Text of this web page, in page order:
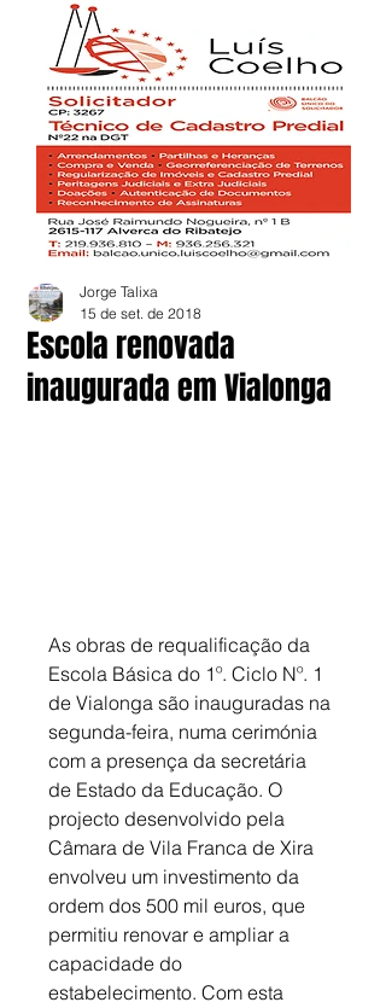
Escola renovada
inaugurada em Vialonga
Jorge Talixa
15 de set. de 2018
As obras de requalificação da
Escola Básica do 1º. Ciclo Nº. 1
de Vialonga são inauguradas na
segunda-feira, numa cerimónia
com a presença da secretária
de Estado da Educação. O
projecto desenvolvido pela
Câmara de Vila Franca de Xira
envolveu um investimento da
ordem dos 500 mil euros, que
permitiu renovar e ampliar a
capacidade do
estabelecimento. Com esta